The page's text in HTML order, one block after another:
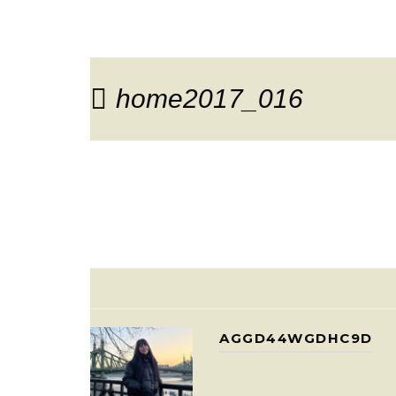
home2017_016
AGGD44WGDHC9D